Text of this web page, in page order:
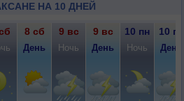
НА 10 ДНЕЙ
8 сб 9 вс 9 вс 10 пн 10 пн
День Ночь День Ночь День